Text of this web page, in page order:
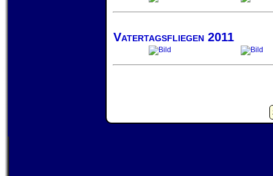
Vatertagsfliegen 2011